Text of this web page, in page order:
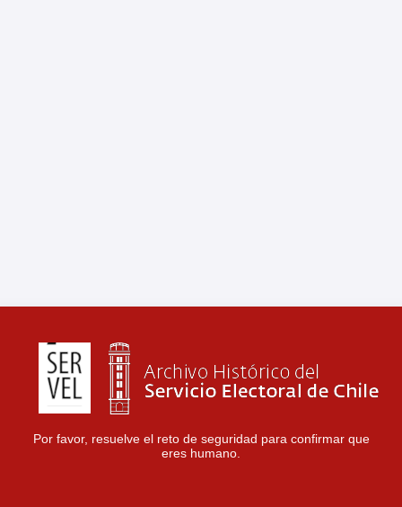
Por favor, resuelve el reto de seguridad para confirmar que
eres humano.